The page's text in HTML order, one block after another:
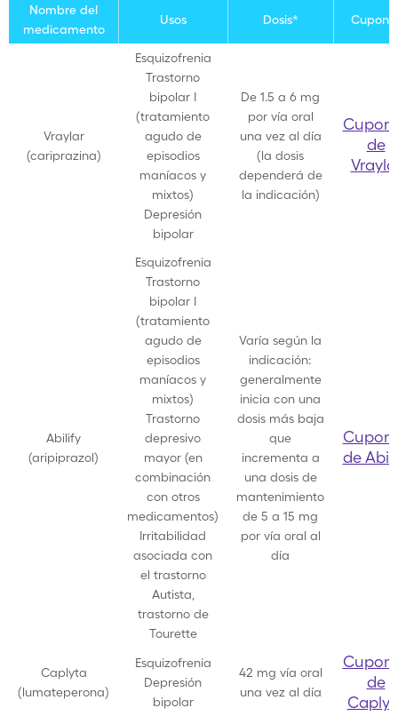
Nombre del
medicamento
Usos Dosis*
Vraylar
(cariprazina)
Esquizofrenia
Trastorno
bipolar I
(tratamiento
agudo de
episodios
maníacos y
mixtos)
Depresión
bipolar
De 1.5 a 6 mg
por vía oral
una vez al día
(la dosis
dependerá de
la indicación)
de
Abilify
(aripiprazol)
Esquizofrenia
Trastorno
bipolar I
(tratamiento
agudo de
episodios
maníacos y
mixtos)
Trastorno
depresivo
mayor (en
combinación
con otros
medicamentos)
Irritabilidad
asociada con
el trastorno
Autista,
trastorno de
Tourette
Varía según la
indicación:
generalmente
inicia con una
dosis más baja
que
incrementa a
una dosis de
mantenimiento
de 5 a 15 mg
por vía oral al
día
de
Caplyta
(lumateperona)
Esquizofrenia
Depresión
bipolar
42 mg vía oral
una vez al día
de